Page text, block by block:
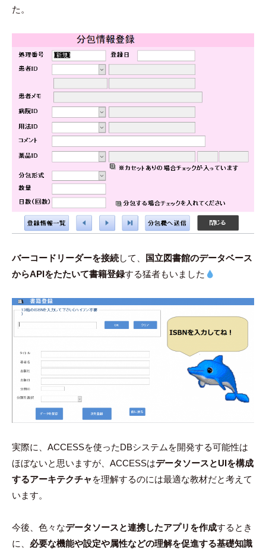
た。
バーコードリーダーを接続して、
国立図書館のデータベース
からAPIをたたいて書籍登録する猛者もいました
実際に、ACCESSを使ったDBシステムを開発する可能性は
ほぼないと思いますが、ACCESSはデータソースとUIを構成
するアーキテクチャ を理解するのには最適な教材だと考えて
います。
今後、色々なデータソースと連携したアプリを作成するとき
に、 必要な機能や設定や属性などの理解を促進する基礎知識